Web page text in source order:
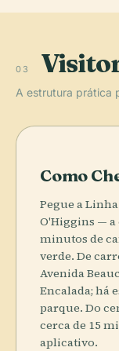
03
A estrutura prática
Como
Pegue a
O'Higgins — a
minutos de
verde. De
Avenida
Encalada; há
parque. Do
cerca de 15
aplicativo.